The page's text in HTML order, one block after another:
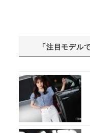
「注目モデル